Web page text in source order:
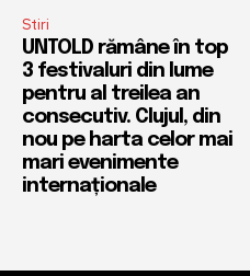
Stiri
UNTOLD rămâne în top
3 festivaluri din lume
pentru al treilea an
consecutiv. Clujul, din
nou pe harta celor mai
mari evenimente
internaționale